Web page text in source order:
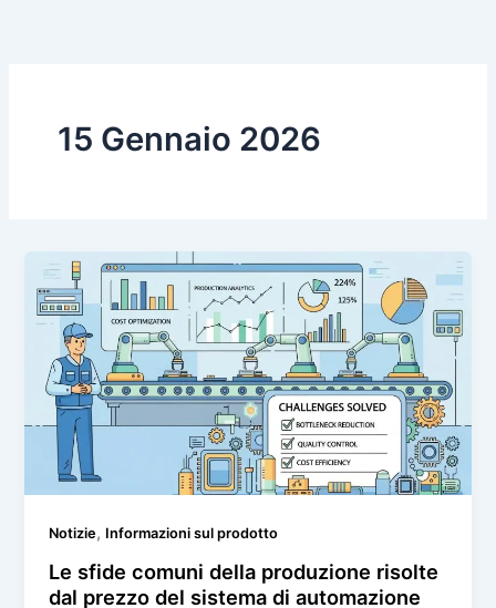
15 Gennaio 2026
Notizie, Informazioni sul prodotto
Le sfide comuni della produzione risolte
dal prezzo del sistema di automazione